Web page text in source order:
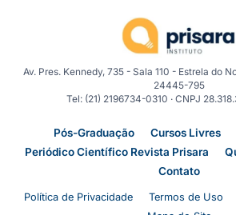
Av. Pres. Kennedy, 735 - Sala 110 - Estrela do
24445-795
Tel: (21) 2196734-0310 · CNPJ
Pós-Graduação Cursos Livres
Periódico Científico Revista Prisara
Contato
Política de Privacidade Termos de Uso